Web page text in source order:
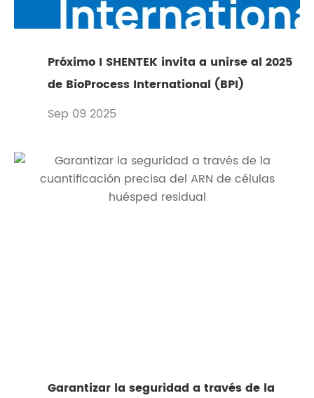
Próximo I SHENTEK invita a unirse al 2025
de BioProcess International (BPI)
Sep 09 2025
Garantizar la seguridad a través de la